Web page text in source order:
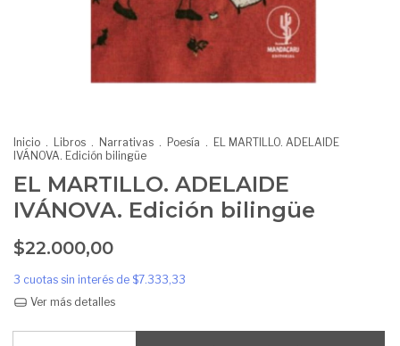
Inicio . Libros . Narrativas . Poesía . EL MARTILLO. ADELAIDE
IVÁNOVA. Edición bilingüe
EL MARTILLO. ADELAIDE
IVÁNOVA. Edición bilingüe
$22.000,00
3 cuotas sin interés de $7.333,33
Ver más detalles